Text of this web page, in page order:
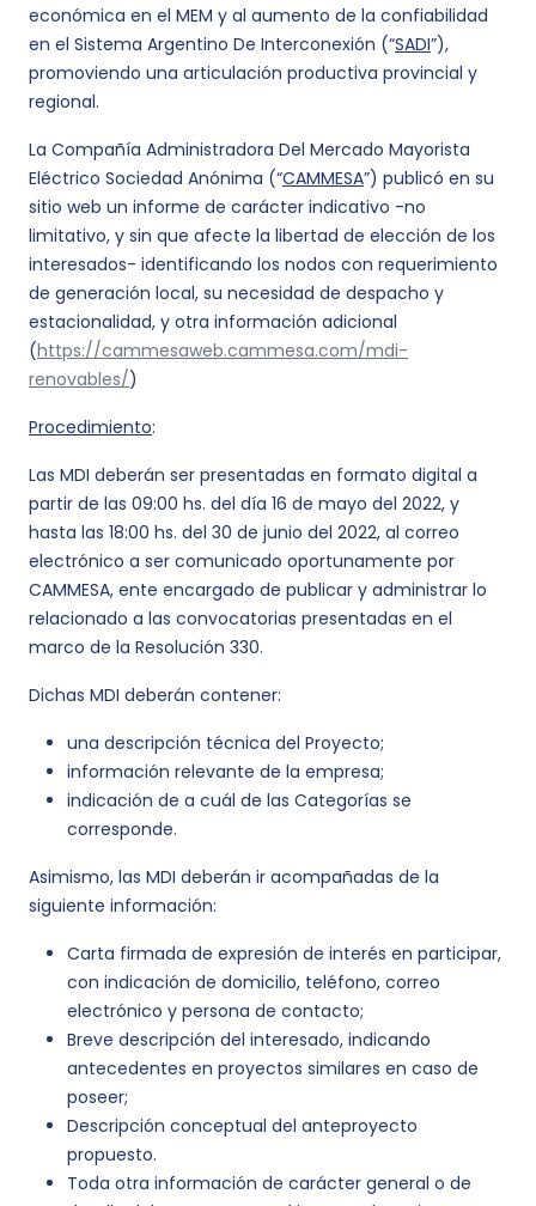
económica en el MEM y al aumento de la confiabilidad
en el Sistema Argentino De Interconexión (“SADI”),
promoviendo una articulación productiva provincial y
regional.
La Compañía Administradora Del Mercado Mayorista
Eléctrico Sociedad Anónima (“CAMMESA”) publicó en su
sitio web un informe de carácter indicativo -no
limitativo, y sin que afecte la libertad de elección de los
interesados- identificando los nodos con requerimiento
de generación local, su necesidad de despacho y
estacionalidad, y otra información adicional
(https://cammesaweb.cammesa.com/mdi-
renovables/)
Procedimiento:
Las MDI deberán ser presentadas en formato digital a
partir de las 09:00 hs. del día 16 de mayo del 2022, y
hasta las 18:00 hs. del 30 de junio del 2022, al correo
electrónico a ser comunicado oportunamente por
CAMMESA, ente encargado de publicar y administrar lo
relacionado a las convocatorias presentadas en el
marco de la Resolución 330.
Dichas MDI deberán contener:
una descripción técnica del Proyecto;
información relevante de la empresa;
indicación de a cuál de las Categorías se
corresponde.
Asimismo, las MDI deberán ir acompañadas de la
siguiente información:
Carta firmada de expresión de interés en participar,
con indicación de domicilio, teléfono, correo
electrónico y persona de contacto;
Breve descripción del interesado, indicando
antecedentes en proyectos similares en caso de
poseer;
Descripción conceptual del anteproyecto
propuesto.
Toda otra información de carácter general o de